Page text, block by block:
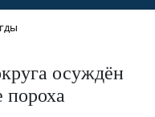
осуждён
пороха